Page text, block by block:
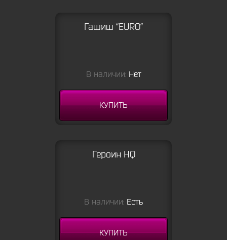
Гашиш “EURO”
В наличии: Нет
КУПИТЬ
Героин HQ
В наличии: Есть
КУПИТЬ